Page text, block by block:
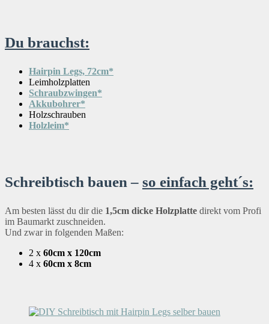
Du brauchst:
Hairpin Legs, 72cm*
Leimholzplatten
Schraubzwingen*
Akkubohrer*
Holzschrauben
Holzleim*
Schreibtisch bauen – so einfach geht´s:
Am besten lässt du dir die 1,5cm dicke Holzplatte direkt vom Profi
im Baumarkt zuschneiden.
Und zwar in folgenden Maßen:
2 x 60cm x 120cm
4 x 60cm x 8cm